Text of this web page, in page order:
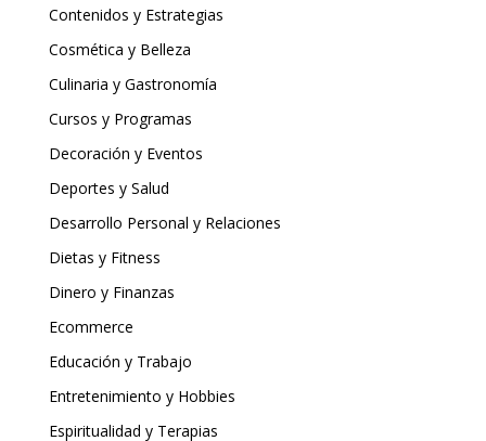
Contenidos y Estrategias
Cosmética y Belleza
Culinaria y Gastronomía
Cursos y Programas
Decoración y Eventos
Deportes y Salud
Desarrollo Personal y Relaciones
Dietas y Fitness
Dinero y Finanzas
Ecommerce
Educación y Trabajo
Entretenimiento y Hobbies
Espiritualidad y Terapias